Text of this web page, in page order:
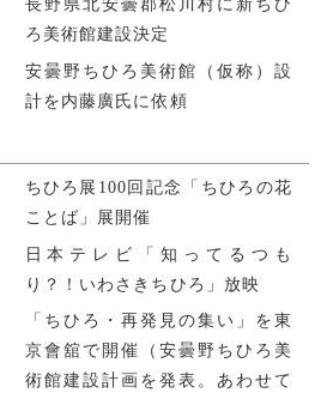
長野県北安曇郡松川村に新ちひ
ろ美術館建設決定
安曇野ちひろ美術館（仮称）設
計を内藤廣氏に依頼
ちひろ展100回記念「ちひろの花
ことば」展開催
日本テレビ「知ってるつも
り？！いわさきちひろ」放映
「ちひろ・再発見の集い」を東
京會舘で開催（安曇野ちひろ美
術館建設計画を発表。あわせて